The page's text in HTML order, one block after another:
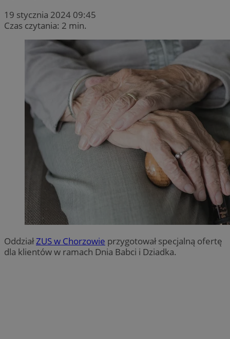
19 stycznia 2024 09:45
Czas czytania: 2 min.
OddziałZUS w Chorzowie przygotował specjalną ofertę
dla klientów w ramach Dnia Babci i Dziadka.